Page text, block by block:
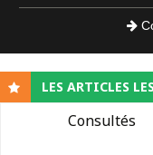
LES ARTICLES
Consultés